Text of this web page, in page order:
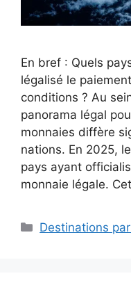
En bref : Quels
légalisé le
conditions ? Au
panorama légal
monnaies diffère
nations. En 2025,
pays ayant
monnaie légale.
Catégories
Destinations